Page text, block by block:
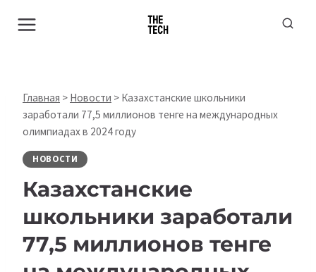
Главная > Новости > Казахстанские школьники
заработали 77,5 миллионов тенге на международных
олимпиадах в 2024 году
НОВОСТИ
Казахстанские
школьники заработали
77,5 миллионов тенге